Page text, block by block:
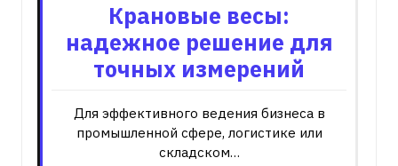
Крановые весы:
надежное решение для
точных измерений
Для эффективного ведения бизнеса в
промышленной сфере, логистике или
складском…